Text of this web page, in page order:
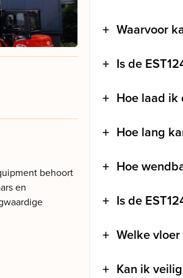
behoort
en
Waarvoor
Is de
Hoe laad ik
Hoe lang
Hoe
Is de
Welke
Kan ik